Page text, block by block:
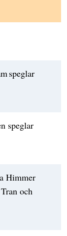
speglar
speglar
Himmer
och